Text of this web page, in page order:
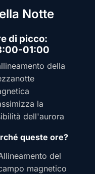
Notte
di picco:
01:00
della
la
dell'aurora
queste ore?
del
magnetico